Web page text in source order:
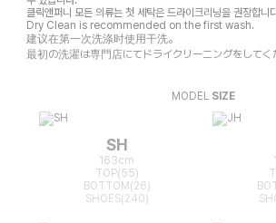
클릭앤퍼니 모든 의류는 첫 세탁은 드라이크리닝을 권장합니
Dry Clean is recommended on the first wash.
建议在第一次洗涤时使用干洗。
最初の洗濯は専門店にてドライクリーニングをしてく
MODEL SIZE
SH
163cm
TOP(55)
BOTTOM(26)
SHOES(240)